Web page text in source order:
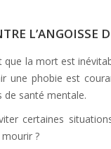
L’ANGOISSE
la mort est
une phobie est
de santé mentale.
certaines
?